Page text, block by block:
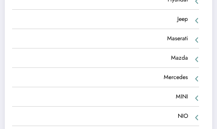
Jeep
Maserati
Mazda
Mercedes
MINI
NIO